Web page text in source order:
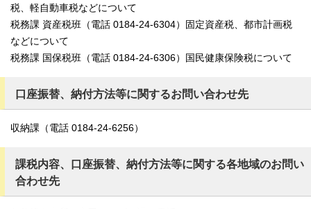
税、軽自動車税などについて
税務課 資産税班（電話 0184-24-6304）固定資産税、都市計画税
などについて
税務課 国保税班（電話 0184-24-6306）国民健康保険税について
口座振替、納付方法等に関するお問い合わせ先
収納課（電話 0184-24-6256）
課税内容、口座振替、納付方法等に関する各地域のお問い
合わせ先